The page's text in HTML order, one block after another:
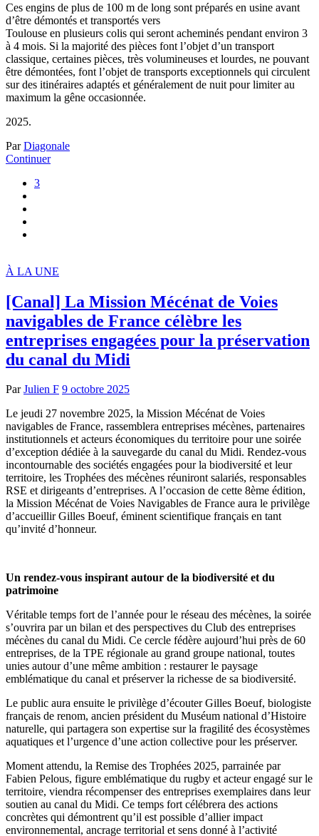
Ces engins de plus de 100 m de long sont préparés en usine avant
d’être démontés et transportés vers
Toulouse en plusieurs colis qui seront acheminés pendant environ 3
à 4 mois. Si la majorité des pièces font l’objet d’un transport
classique, certaines pièces, très volumineuses et lourdes, ne pouvant
être démontées, font l’objet de transports exceptionnels qui circulent
sur des itinéraires adaptés et généralement de nuit pour limiter au
maximum la gêne occasionnée.
ParDiagonale
Continuer
3
À LA UNE
[Canal] La Mission Mécénat de Voies
navigables de France célèbre les
entreprises engagées pour la préservation
du canal du Midi
Par Julien F 9 octobre 2025
Le jeudi 27 novembre 2025, la Mission Mécénat de Voies
navigables de France, rassemblera entreprises mécènes, partenaires
institutionnels et acteurs économiques du territoire pour une soirée
d’exception dédiée à la sauvegarde du canal du Midi. Rendez-vous
incontournable des sociétés engagées pour la biodiversité et leur
territoire, les Trophées des mécènes réuniront salariés, responsables
RSE et dirigeants d’entreprises. A l’occasion de cette 8ème édition,
la Mission Mécénat de Voies Navigables de France aura le privilège
d’accueillir Gilles Boeuf, éminent scientifique français en tant
qu’invité d’honneur.
Un rendez-vous inspirant autour de la biodiversité et du
patrimoine
Véritable temps fort de l’année pour le réseau des mécènes, la soirée
s’ouvrira par un bilan et des perspectives du Club des entreprises
mécènes du canal du Midi. Ce cercle fédère aujourd’hui près de 60
entreprises, de la TPE régionale au grand groupe national, toutes
unies autour d’une même ambition : restaurer le paysage
emblématique du canal et préserver la richesse de sa biodiversité.
Le public aura ensuite le privilège d’écouter Gilles Boeuf, biologiste
français de renom, ancien président du Muséum national d’Histoire
naturelle, qui partagera son expertise sur la fragilité des écosystèmes
aquatiques et l’urgence d’une action collective pour les préserver.
Moment attendu, la Remise des Trophées 2025, parrainée par
Fabien Pelous, figure emblématique du rugby et acteur engagé sur le
territoire, viendra récompenser des entreprises exemplaires dans leur
soutien au canal du Midi. Ce temps fort célébrera des actions
concrètes qui démontrent qu’il est possible d’allier impact
environnemental, ancrage territorial et sens donné à l’activité